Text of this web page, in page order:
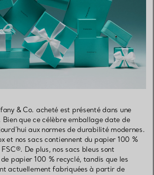
& Co. acheté est présenté dans une
que ce célèbre emballage date de
aux normes de durabilité modernes.
et nos sacs contiennent du papier 100 %
De plus, nos sacs bleus sont
papier 100 % recyclé, tandis que les
actuellement fabriquées à partir de